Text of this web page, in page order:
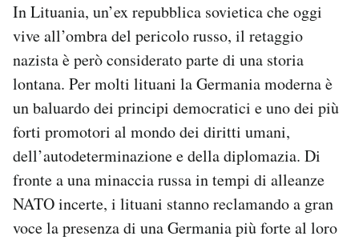
In Lituania, un’ex repubblica sovietica che oggi
vive all’ombra del pericolo russo, il retaggio
nazista è però considerato parte di una storia
lontana. Per molti lituani la Germania moderna è
un baluardo dei principi democratici e uno dei più
forti promotori al mondo dei diritti umani,
dell’autodeterminazione e della diplomazia. Di
fronte a una minaccia russa in tempi di alleanze
NATO incerte, i lituani stanno reclamando a gran
voce la presenza di una Germania più forte al loro